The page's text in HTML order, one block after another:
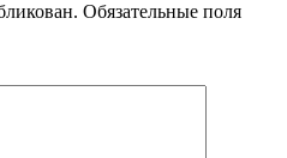
Обязательные поля